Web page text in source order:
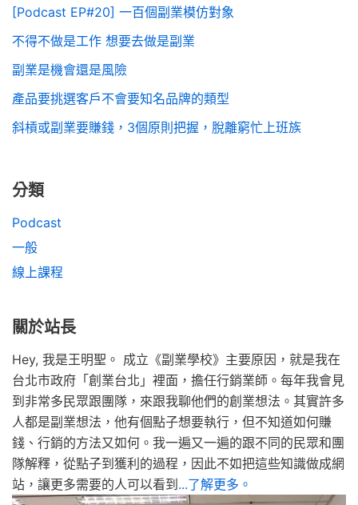
[Podcast EP#20] 一百個副業模仿對象
不得不做是工作 想要去做是副業
副業是機會還是風險
產品要挑選客戶不會要知名品牌的類型
斜槓或副業要賺錢，3個原則把握，脫離窮忙上班族
分類
Podcast
一般
線上課程
關於站長
Hey, 我是王明聖。 成立《副業學校》主要原因，就是我在
台北市政府「創業台北」裡面，擔任行銷業師。每年我會見
到非常多民眾跟團隊，來跟我聊他們的創業想法。其實許多
人都是副業想法，他有個點子想要執行，但不知道如何賺
錢、行銷的方法又如何。我一遍又一遍的跟不同的民眾和團
隊解釋，從點子到獲利的過程，因此不如把這些知識做成網
站，讓更多需要的人可以看到...了解更多。